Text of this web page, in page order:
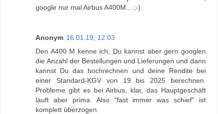
google nur mal Airbus A400M... ;-)
Anonym 16.01.19, 12:03
Den A400 M kenne ich, Du kannst aber gern googlen
die Anzahl der Bestellungen und Lieferungen und dann
kannst Du das hochrechnen und deine Rendite bei
einer Standard-KGV von 19 bis 2025 berechnen.
Probleme gibt es bei Airbus, klar, das Hauptgeschäft
läuft aber prima. Also "fast immer was schief" ist
komplett überzogen.